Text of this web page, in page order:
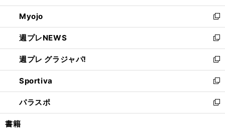
開
く
ウ
で
開
く
ン
ド
ウ
で
開
く
ウ
ィ
ン
ド
ウ
で
開
く
Myojo
新
し
い
ウ
ィ
ン
ド
ウ
で
開
週プレNEWS
新
し
い
ウ
ィ
ン
ド
ウ
週プレ グラジャパ!
新
し
い
ウ
ィ
ン
Sportiva
新
し
い
ウ
パラスポ
新
し
書籍